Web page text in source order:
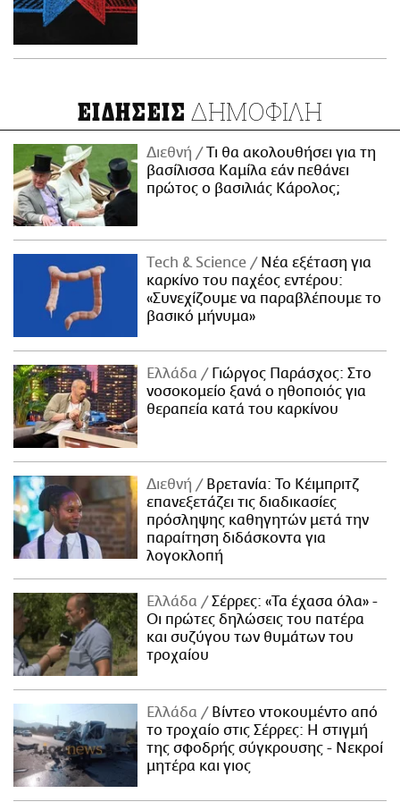
ΕΙΔΗΣΕΙΣ ΔΗΜΟΦΙΛΗ
Διεθνή
Τι θα ακολουθήσει για τη
βασίλισσα Καμίλα εάν πεθάνει
πρώτος ο βασιλιάς Κάρολος;
Τech & Science
Νέα εξέταση για
καρκίνο του παχέος εντέρου:
«Συνεχίζουμε να παραβλέπουμε το
βασικό μήνυμα»
Ελλάδα
Γιώργος Παράσχος: Στο
νοσοκομείο ξανά ο ηθοποιός για
θεραπεία κατά του καρκίνου
Διεθνή
Βρετανία: Το Κέιμπριτζ
επανεξετάζει τις διαδικασίες
πρόσληψης καθηγητών μετά την
παραίτηση διδάσκοντα για
λογοκλοπή
Ελλάδα
Σέρρες: «Τα έχασα όλα» -
Οι πρώτες δηλώσεις του πατέρα
και συζύγου των θυμάτων του
τροχαίου
Ελλάδα
Βίντεο ντοκουμέντο από
το τροχαίο στις Σέρρες: Η στιγμή
της σφοδρής σύγκρουσης - Νεκροί
μητέρα και γιος